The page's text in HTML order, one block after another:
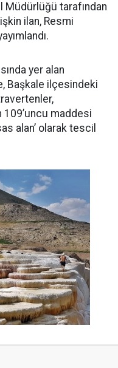
Müdürlüğü tarafından
ilan, Resmi
yer alan
Başkale ilçesindeki
109’uncu maddesi
alan’ olarak tescil